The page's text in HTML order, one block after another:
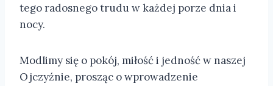
tego radosnego trudu w każdej porze dnia i
nocy.
Modlimy się o pokój, miłość i jedność w naszej
Ojczyźnie, prosząc o wprowadzenie